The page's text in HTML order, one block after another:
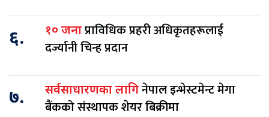
६. १० जनाप्राविधिक प्रहरी अधिकृतहरूलाई
दर्ज्यानी चिन्ह प्रदान
७. सर्वसाधारणका लागिनेपाल इन्भेस्टमेन्ट मेगा
बैंकको संस्थापक शेयर बिक्रीमा